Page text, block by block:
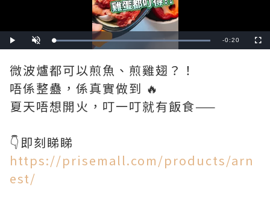
Play Unmute Loaded:
100.00%
Remaining
-0:20
微波爐都可以煎魚、煎雞翅？！
唔係整蠱，係真實做到 🔥
夏天唔想開火，叮一叮就有飯食——
https://prisemall.com/products/arn
est/